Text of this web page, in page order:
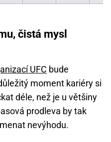
čistá mysl
UFC bude
moment kariéry si
déle, než je u většiny
prodleva by tak
nevýhodu.